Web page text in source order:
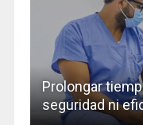
Prolongar
seguridad ni